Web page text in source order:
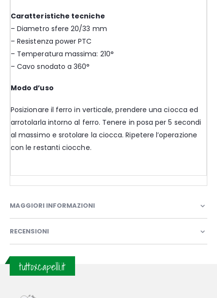
Caratteristiche tecniche
– Diametro sfere 20/33 mm
– Resistenza power PTC
– Temperatura massima: 210°
– Cavo snodato a 360°
Modo d’uso
Posizionare il ferro in verticale, prendere una ciocca ed
arrotolarla intorno al ferro. Tenere in posa per 5 secondi
al massimo e srotolare la ciocca. Ripetere l’operazione
con le restanti ciocche.
MAGGIORI INFORMAZIONI
RECENSIONI
tuttoxcapelli.it